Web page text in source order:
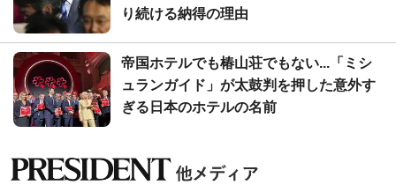
り続ける納得の理由
帝国ホテルでも椿山荘でもない...「ミシ
ュランガイド」が太鼓判を押した意外す
ぎる日本のホテルの名前